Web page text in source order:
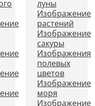
луны
Изображение
растений
Изображение
сакуры
Изображения
полевых
цветов
Изображение
моря
Изображение